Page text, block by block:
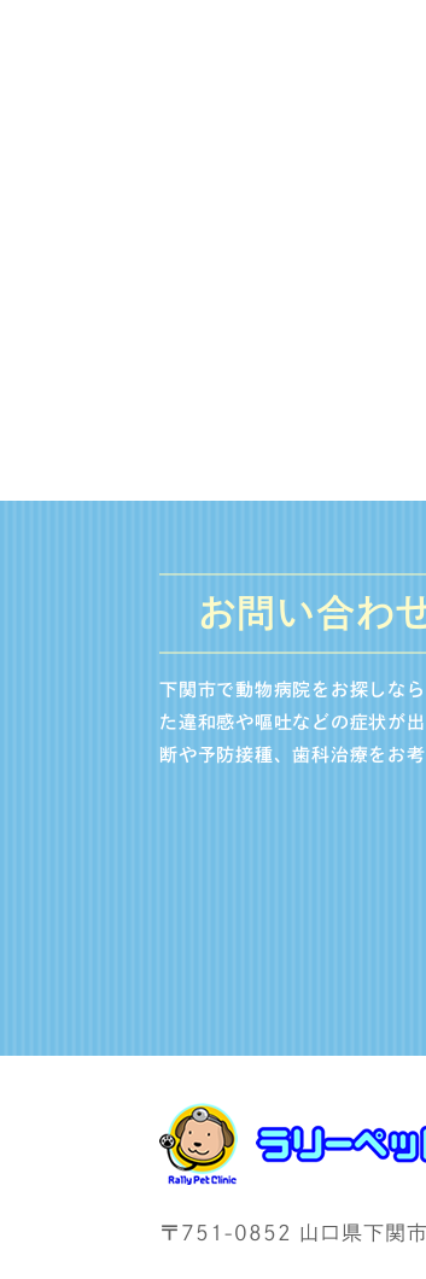
お問い合わ
下関市で動物病院をお探しな
た違和感や嘔吐などの症状が
断や予防接種、歯科治療をお
〒751-0852 山口県下関